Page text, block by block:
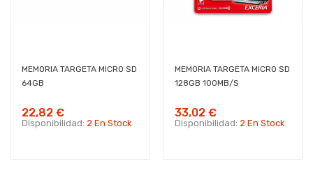
MEMORIA TARGETA MICRO SD
64GB
22,82 €
Disponibilidad: 2 En Stock
MEMORIA TARGETA MICRO SD
128GB 100MB/s
33,02 €
Disponibilidad: 2 En Stock